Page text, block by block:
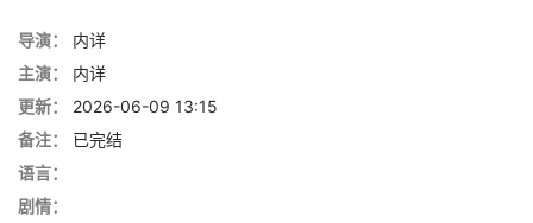
导演：
内详
主演：
内详
更新：
2026-06-09 13:15
备注：
已完结
语言：
剧情：